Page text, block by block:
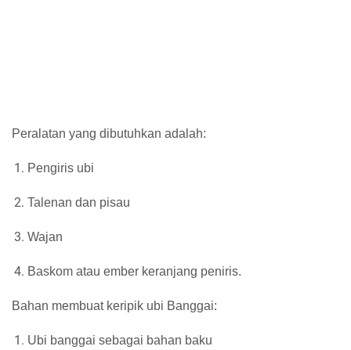
Peralatan yang dibutuhkan adalah:
Pengiris ubi
Talenan dan pisau
Wajan
Baskom atau ember keranjang peniris.
Bahan membuat keripik ubi Banggai:
Ubi banggai sebagai bahan baku